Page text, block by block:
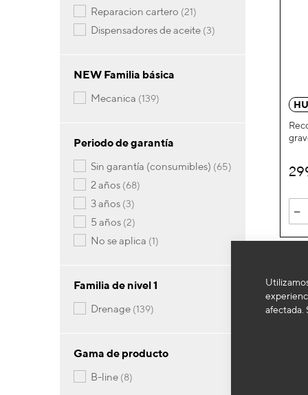
afectada.
-
reparacion cartero 21artículos
dispensadores de aceite 3artículos
NEW Familia básica
mecanica 139artículos
Periodo de garantía
sin garantía (consumibles) 65artículos
2 años 68artículos
3 años 3artículos
5 años 2artículos
no se aplica 1artículo
Familia de nivel 1
drenage 139artículos
Gama de producto
b-line 8artículos